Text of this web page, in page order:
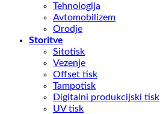
Tehnologija
Avtomobilizem
Orodje
Storitve
Sitotisk
Vezenje
Offset tisk
Tampotisk
Digitalni produkcijski tisk
UV tisk